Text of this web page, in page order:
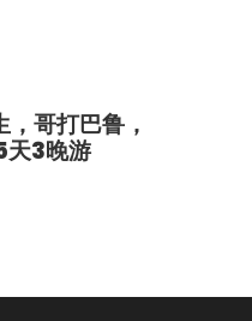
哥打巴鲁，
天3晚游